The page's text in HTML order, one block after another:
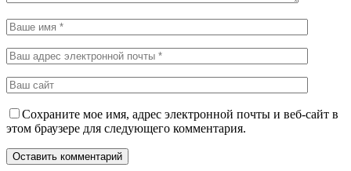
Сохраните мое имя, адрес электронной почты и веб-сайт в
этом браузере для следующего комментария.